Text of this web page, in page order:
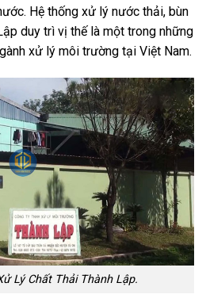
Hệ thống xử lý nước thải, bùn
duy trì vị thế là một trong những
xử lý môi trường tại Việt Nam.
Lý Chất Thải Thành Lập.